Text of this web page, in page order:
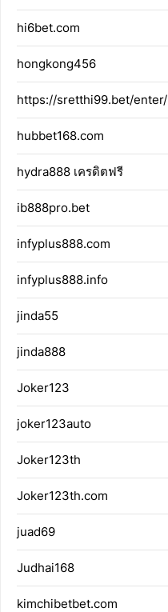
hi6bet.com
hongkong456
https://sretthi99.bet/enter/
hubbet168.com
hydra888 เครดิตฟรี
ib888pro.bet
infyplus888.com
infyplus888.info
jinda55
jinda888
Joker123
joker123auto
Joker123th
Joker123th.com
juad69
Judhai168
kimchibetbet.com